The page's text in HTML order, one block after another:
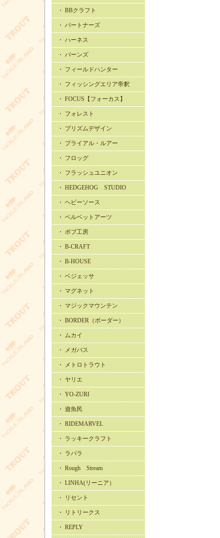
・ BBクラフト
・ パートナーズ
・ ハーネス
・ バーンズ
・ フィールドハンター
・ フィッシングエリア帝釈
・ FOCUS【フォーカス】
・ フォレスト
・ プリズムデザイン
・ プライアル・ルアー
・ フロッグ
・ フラッシュユニオン
・ HEDGEHOG STUDIO
・ ヘビーソース
・ ベルベットアーツ
・ ボブ工房
・ B-CRAFT
・ B-HOUSE
・ ベジェッサ
・ マグネット
・ マジックマウンテン
・ BORDER（ボーダー）
・ ムカイ
・ メガバス
・ メトロトラウト
・ ヤリエ
・ YO-ZURI
・ 遊魚民
・ RIDEMARVEL
・ ラッキークラフト
・ ラパラ
・ Rough Stream
・ LINHA(リーニア）
・ リセント
・ リトリークス
・ REPLY